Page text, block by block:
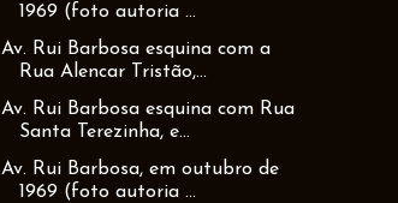
1969 (foto autoria ...
Av. Rui Barbosa esquina com a
Rua Alencar Tristão,...
Av. Rui Barbosa esquina com Rua
Santa Terezinha, e...
Av. Rui Barbosa, em outubro de
1969 (foto autoria ...